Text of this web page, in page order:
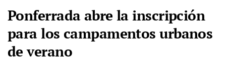
Ponferrada abre la inscripción
para los campamentos urbanos
de verano